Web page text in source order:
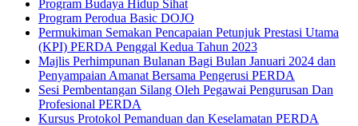
Program Budaya Hidup Sihat
Program Perodua Basic DOJO
Permukiman Semakan Pencapaian Petunjuk Prestasi Utama
(KPI) PERDA Penggal Kedua Tahun 2023
Majlis Perhimpunan Bulanan Bagi Bulan Januari 2024 dan
Penyampaian Amanat Bersama Pengerusi PERDA
Sesi Pembentangan Silang Oleh Pegawai Pengurusan Dan
Profesional PERDA
Kursus Protokol Pemanduan dan Keselamatan PERDA